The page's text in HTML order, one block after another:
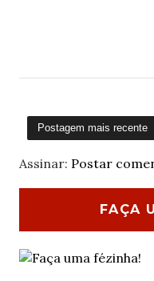
Postagem mais recente
Assinar: Postar
FAÇA